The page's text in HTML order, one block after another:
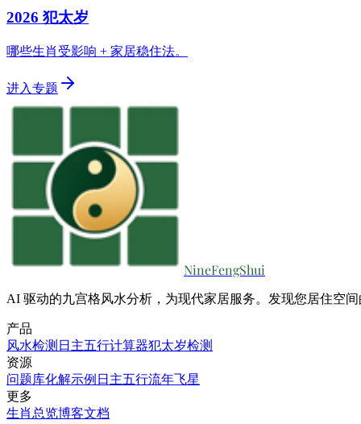
2026 犯太岁
哪些生肖受影响 + 家居稳住法。
进入专题
NineFengShui
AI 驱动的九宫格风水分析，为现代家居服务。发现您居住空间
产品
风水检测 日主五行计算器犯太岁检测
资源
问题库化解示例 日主五行流年飞星
更多
生肖总览博客文档